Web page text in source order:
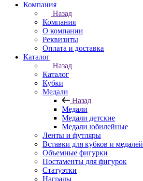
Компания
Назад
Компания
О компании
Реквизиты
Оплата и доставка
Каталог
Назад
Каталог
Кубки
Медали
Назад
Медали
Медали детские
Медали юбилейные
Ленты и футляры
Вставки для кубков и медалей
Объемные фигурки
Постаменты для фигурок
Статуэтки
Награды